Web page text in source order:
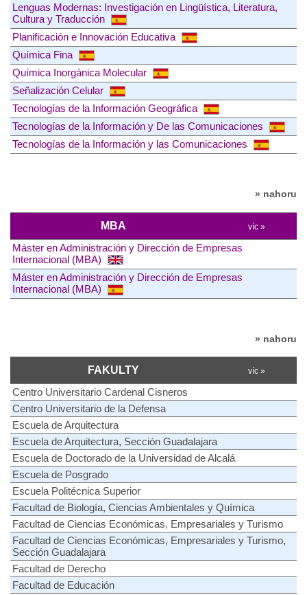
Lenguas Modernas: Investigación en Lingüística, Literatura,
Cultura y Traducción
Planificación e Innovación Educativa
Química Fina
Química Inorgánica Molecular
Señalización Celular
Tecnologías de la Información Geográfica
Tecnologías de la Información y De las Comunicaciones
Tecnologías de la Información y las Comunicaciones
» nahoru
MBA víc »
Máster en Administración y Dirección de Empresas
Internacional (MBA)
Máster en Administración y Dirección de Empresas
Internacional (MBA)
» nahoru
FAKULTY víc »
Centro Universitario Cardenal Cisneros
Centro Universitario de la Defensa
Escuela de Arquitectura
Escuela de Arquitectura, Sección Guadalajara
Escuela de Doctorado de la Universidad de Alcalá
Escuela de Posgrado
Escuela Politécnica Superior
Facultad de Biología, Ciencias Ambientales y Química
Facultad de Ciencias Económicas, Empresariales y Turismo
Facultad de Ciencias Económicas, Empresariales y Turismo,
Sección Guadalajara
Facultad de Derecho
Facultad de Educación